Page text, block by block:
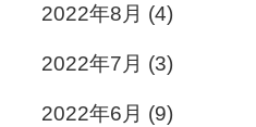
2022年8月 (4)
2022年7月 (3)
2022年6月 (9)